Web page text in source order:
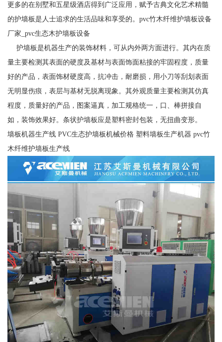
更多的在别墅和五星级酒店得到广泛应用，赋予古典文化艺术精髓
的护墙板是人士追求的生活品味和享受的。pvc竹木纤维护墙板设备
厂家_pvc生态木护墙板设备
护墙板是机器生产的装饰材料，可从内外两方面进行。其内在质
量主要检测其表面的硬度及基材与表面饰面粘接的牢固程度，质量
好的产品，表面饰材硬度高，抗冲击，耐磨损，用小刀等刮划表面
无明显伤痕，表层与基材无脱离现象。其外观质量主要检测其仿真
程度，质量好的产品，图案逼真，加工规格统一，口、棒拼接自
如，装饰效果好。条状护墙板应是塑料密封包装，无扭曲变形。
墙板机器生产线 PVC生态护墙板机械价格 塑料墙板生产机器 pvc竹
木纤维护墙板生产线